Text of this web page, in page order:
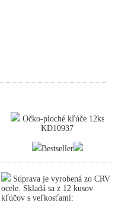
Očko-ploché kľúče 12ks
KD10937
Bestseller
Súprava je vyrobená zo CRV
ocele. Skladá sa z 12 kusov
kľúčov s veľkosťami: